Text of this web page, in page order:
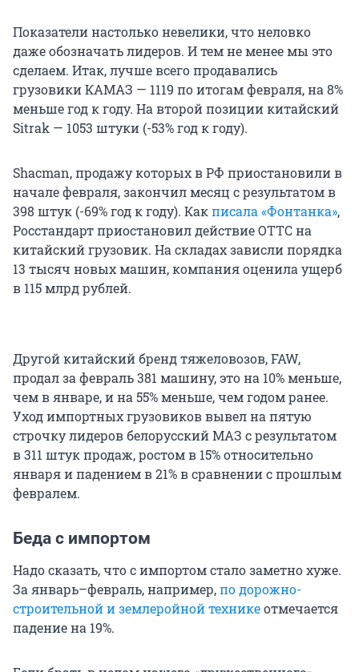
Показатели настолько невелики, что неловко
даже обозначать лидеров. И тем не менее мы это
сделаем. Итак, лучше всего продавались
грузовики КАМАЗ — 1119 по итогам февраля, на 8%
меньше год к году. На второй позиции китайский
Sitrak — 1053 штуки (-53% год к году).
Shacman, продажу которых в РФ приостановили в
начале февраля, закончил месяц с результатом в
398 штук (-69% год к году). Какписала «Фонтанка»,
Росстандарт приостановил действие ОТТС на
китайский грузовик. На складах зависли порядка
13 тысяч новых машин, компания оценила ущерб
в 115 млрд рублей.
Другой китайский бренд тяжеловозов, FAW,
продал за февраль 381 машину, это на 10% меньше,
чем в январе, и на 55% меньше, чем годом ранее.
Уход импортных грузовиков вывел на пятую
строчку лидеров белорусский МАЗ с результатом
в 311 штук продаж, ростом в 15% относительно
января и падением в 21% в сравнении с прошлым
февралем.
Беда с импортом
Надо сказать, что с импортом стало заметно хуже.
За январь–февраль, например,по дорожно-
строительной и землеройной техникеотмечается
падение на 19%.